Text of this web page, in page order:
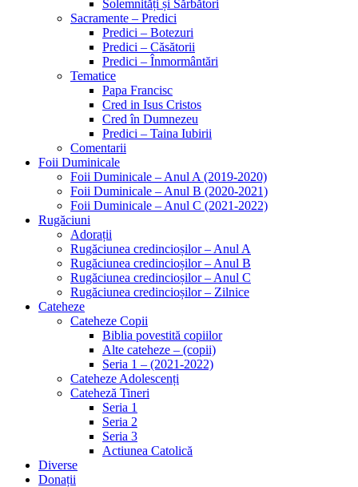
Solemnități și Sărbători
Sacramente – Predici
Predici – Botezuri
Predici – Căsătorii
Predici – Înmormântări
Tematice
Papa Francisc
Cred in Isus Cristos
Cred în Dumnezeu
Predici – Taina Iubirii
Comentarii
Foii Duminicale
Foii Duminicale – Anul A (2019-2020)
Foii Duminicale – Anul B (2020-2021)
Foii Duminicale – Anul C (2021-2022)
Rugăciuni
Adorații
Rugăciunea credincioșilor – Anul A
Rugăciunea credincioșilor – Anul B
Rugăciunea credincioșilor – Anul C
Rugăciunea credincioșilor – Zilnice
Cateheze
Cateheze Copii
Biblia povestită copiilor
Alte cateheze – (copii)
Seria 1 – (2021-2022)
Cateheze Adolescenți
Cateheză Tineri
Seria 1
Seria 2
Seria 3
Actiunea Catolică
Diverse
Donații